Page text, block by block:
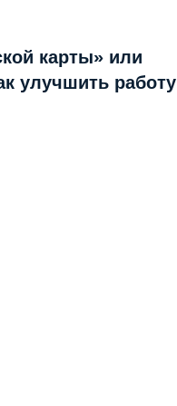
карты» или
улучшить работу